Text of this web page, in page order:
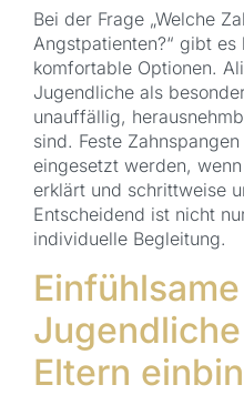
Bei der Frage „Welche
Angstpatienten?“ gibt es
komfortable Optionen.
Jugendliche als
unauffällig,
sind. Feste
eingesetzt werden,
erklärt und schrittweise
Entscheidend ist nicht
individuelle Begleitung.
Eltern